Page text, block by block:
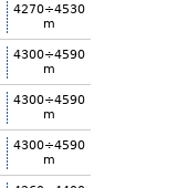
4270÷4530
m
4300÷4590
m
4300÷4590
m
4300÷4590
m